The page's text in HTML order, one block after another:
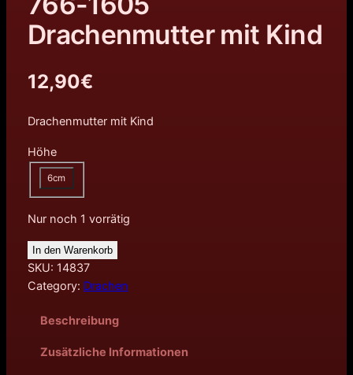
Drachenmutter mit Kind
12,90€
Drachenmutter mit Kind
Höhe
6cm
Nur noch 1 vorrätig
In den Warenkorb
SKU: 14837
Category: Drachen
Beschreibung
Zusätzliche Informationen